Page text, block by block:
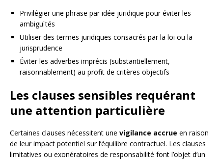
Privilégier une phrase par idée juridique pour éviter les
ambiguïtés
Utiliser des termes juridiques consacrés par la loi ou la
jurisprudence
Éviter les adverbes imprécis (substantiellement,
raisonnablement) au profit de critères objectifs
Les clauses sensibles requérant
une attention particulière
Certaines clauses nécessitent une vigilance accrue en raison
de leur impact potentiel sur l’équilibre contractuel. Les clauses
limitatives ou exonératoires de responsabilité font l’objet d’un